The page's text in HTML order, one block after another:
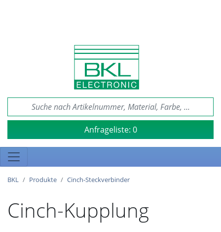
Anfrageliste: 0
BKL Produkte Cinch-Steckverbinder
Cinch-Kupplung